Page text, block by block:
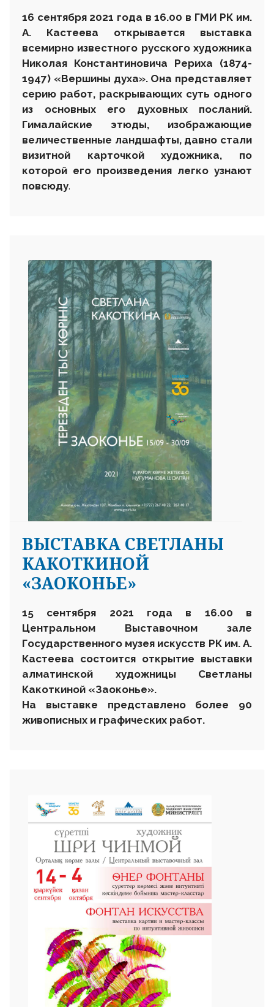
16 сентября 2021 года в 16.00 в ГМИ РК им.
А. Кастеева открывается выставка
всемирно известного русского художника
Николая Константиновича Рериха (1874-
1947) «Вершины духа». Она представляет
серию работ, раскрывающих суть одного
из основных его духовных посланий.
Гималайские этюды, изображающие
величественные ландшафты, давно стали
визитной карточкой художника, по
которой его произведения легко узнают
повсюду.
ВЫСТАВКА СВЕТЛАНЫ
КАКОТКИНОЙ
«ЗАОКОНЬЕ»
15 сентября 2021 года в 16.00 в
Центральном Выставочном зале
Государственного музея искусств РК им. А.
Кастеева состоится открытие выставки
алматинской художницы Светланы
Какоткиной «Заоконье».
На выставке представлено более 90
живописных и графических работ.